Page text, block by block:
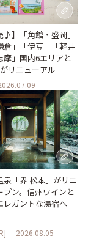
♪】「角館・盛岡」
倉」「伊豆」「軽井
摩」国内6エリアと
リニューアル
泉「界 松本」がリニ
プン。信州ワインと
レガントな湯宿へ
2026.08.05